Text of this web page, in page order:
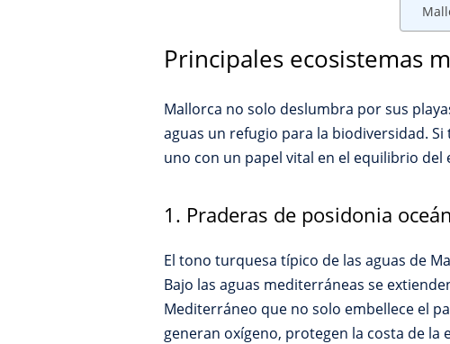
Principales ecosistemas
Mallorca no solo deslumbra por sus
aguas un refugio para la biodiversidad.
uno con un papel vital en el equilibrio
1. Praderas de posidonia
El tono turquesa típico de las aguas de
Bajo las aguas mediterráneas se
Mediterráneo que no solo embellece el
generan oxígeno, protegen la costa de